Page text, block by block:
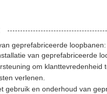
geprefabriceerde loopbanen:
van geprefabriceerde
om klanttevredenheid
verlenen.
gebruik en onderhoud van